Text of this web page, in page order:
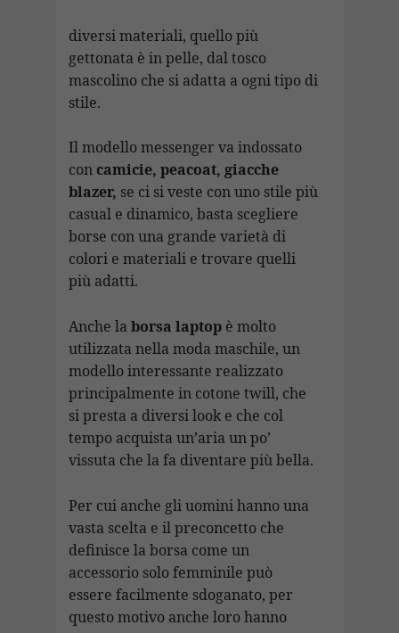
diversi materiali, quello più
gettonata è in pelle, dal tosco
mascolino che si adatta a ogni tipo di
stile.
Il modello messenger va indossato
con camicie, peacoat, giacche
blazer, se ci si veste con uno stile più
casual e dinamico, basta scegliere
borse con una grande varietà di
colori e materiali e trovare quelli
più adatti.
Anche laborsa laptopè molto
utilizzata nella moda maschile, un
modello interessante realizzato
principalmente in cotone twill, che
si presta a diversi look e che col
tempo acquista un’aria un po’
vissuta che la fa diventare più bella.
Per cui anche gli uomini hanno una
vasta scelta e il preconcetto che
definisce la borsa come un
accessorio solo femminile può
essere facilmente sdoganato, per
questo motivo anche loro hanno